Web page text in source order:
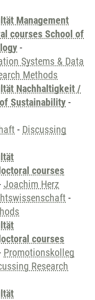
Management
courses School of
-
Systems & Data
Methods
Nachhaltigkeit /
Sustainability -
- Discussing
courses
Joachim Herz
-
courses
Promotionskolleg
Research